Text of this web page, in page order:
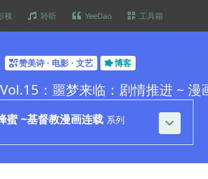
视 聆听 YeeDao 工具箱
赞美诗 · 电影 · 文艺 博客
：噩梦来临：剧情推进 ~ 漫
蜜 ~基督教漫画连载 系列